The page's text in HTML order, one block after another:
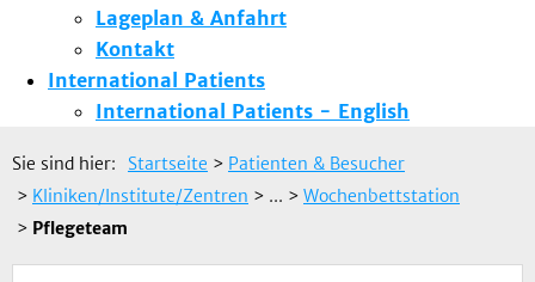
Lageplan & Anfahrt
Kontakt
International Patients
International Patients - English
Sie sind hier: Startseite > Patienten & Besucher
> Kliniken/Institute/Zentren > ... > Wochenbettstation
> Pflegeteam